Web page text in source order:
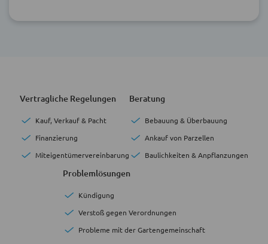
Vertragliche Regelungen
Kauf, Verkauf & Pacht
Finanzierung
Miteigentümervereinbarung
Beratung
Bebauung & Überbauung
Ankauf von Parzellen
Baulichkeiten & Anpflanzungen
Problemlösungen
Kündigung
Verstoß gegen Verordnungen
Probleme mit der Gartengemeinschaft